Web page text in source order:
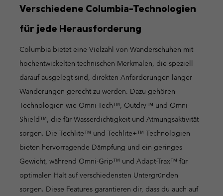
Verschiedene Columbia-Technologien
für jede Herausforderung
Columbia bietet eine Vielzahl von Wanderschuhen mit
hochentwickelten technischen Merkmalen, die speziell
darauf ausgelegt sind, direkten Anforderungen langer
Wanderungen gerecht zu werden. Dazu gehören
Technologien wie Omni-Tech™, Outdry™ und Omni-
Shield™, die für Wasserdichtigkeit und Atmungsaktivität
sorgen. Die Techlite™ und Techlite+™ Technologien
bieten hervorragende Dämpfung und ein geringes
Gewicht, während Omni-Grip™ und Adapt-Trax™ für
optimalen Halt auf verschiedensten Untergründen
sorgen. Diese Features garantieren dir, dass du auch auf